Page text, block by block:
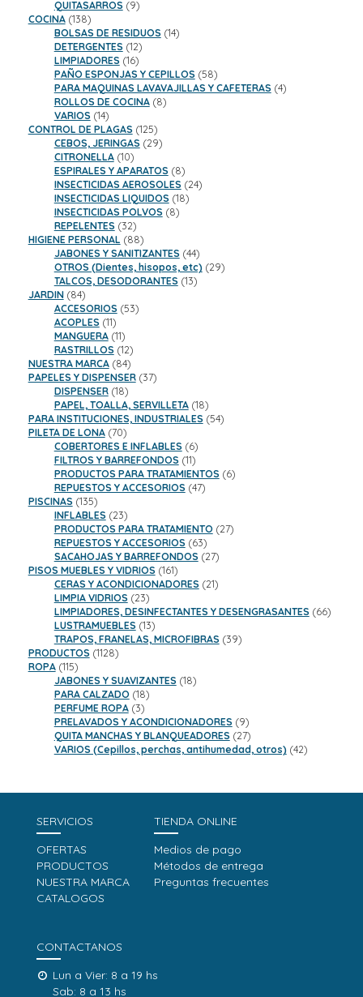
QUITASARROS 99
COCINA 138138
productos
BOLSAS DE RESIDUOS 1414
DETERGENTES 1212
productos
LIMPIADORES 1616
productos
PAÑO ESPONJAS Y CEPILLOS 5858
productos
PARA MAQUINAS LAVAVAJILLAS Y CAFETERAS 44
ROLLOS DE COCINA 88
VARIOS 1414
productos
CONTROL DE PLAGAS 125125
productos
CEBOS, JERINGAS 2929
CITRONELLA 1010
productos
ESPIRALES Y APARATOS 88
productos
INSECTICIDAS AEROSOLES 2424
INSECTICIDAS LIQUIDOS 1818
INSECTICIDAS POLVOS 88
REPELENTES 3232
productos
HIGIENE PERSONAL 8888
productos
JABONES Y SANITIZANTES 4444
productos
OTROS (Dientes, hisopos, etc) 2929
TALCOS, DESODORANTES 1313
JARDIN 8484
productos
ACCESORIOS 5353
ACOPLES 1111
productos
MANGUERA 1111
productos
RASTRILLOS 1212
productos
NUESTRA MARCA 8484
productos
PAPELES Y DISPENSER 3737
DISPENSER 1818
productos
PAPEL, TOALLA, SERVILLETA 1818
productos
PARA INSTITUCIONES, INDUSTRIALES 5454
PILETA DE LONA 7070
productos
COBERTORES E INFLABLES 66
productos
FILTROS Y BARREFONDOS 1111
productos
PRODUCTOS PARA TRATAMIENTOS 66
REPUESTOS Y ACCESORIOS 4747
PISCINAS 135135
productos
INFLABLES 2323
productos
PRODUCTOS PARA TRATAMIENTO 2727
REPUESTOS Y ACCESORIOS 6363
productos
SACAHOJAS Y BARREFONDOS 2727
PISOS MUEBLES Y VIDRIOS 161161
productos
CERAS Y ACONDICIONADORES 2121
LIMPIA VIDRIOS 2323
productos
LIMPIADORES, DESINFECTANTES Y DESENGRASANTES 6666
LUSTRAMUEBLES 1313
productos
TRAPOS, FRANELAS, MICROFIBRAS 3939
PRODUCTOS 11281128
ROPA 115115
productos
JABONES Y SUAVIZANTES 1818
PARA CALZADO 1818
PERFUME ROPA 33
productos
PRELAVADOS Y ACONDICIONADORES 99
productos
QUITA MANCHAS Y BLANQUEADORES 2727
productos
VARIOS (Cepillos, perchas, antihumedad, otros) 4242
SERVICIOS
OFERTAS
PRODUCTOS
NUESTRA MARCA
CATALOGOS
TIENDA ONLINE
Medios de pago
Métodos de entrega
Preguntas frecuentes
CONTACTANOS
Lun a Vier: 8 a 19 hs
Sab: 8 a 13 hs